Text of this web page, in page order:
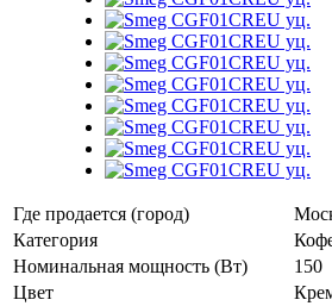
Где продается (город)
Категория
Номинальная мощность (Вт)
150
Цвет